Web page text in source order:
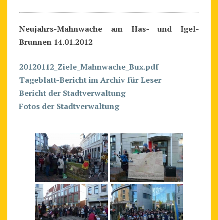
Neujahrs-Mahnwache am Has- und Igel-
Brunnen 14.01.2012
20120112_Ziele_Mahnwache_Bux.pdf
Tageblatt-Bericht im Archiv für Leser
Bericht der Stadtverwaltung
Fotos der Stadtverwaltung